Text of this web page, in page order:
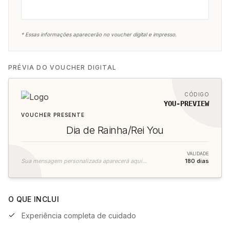
* Essas informações aparecerão no voucher digital e impresso.
PRÉVIA DO VOUCHER DIGITAL
VOUCHER PRESENTE
CÓDIGO
YOU-PREVIEW
Dia de Rainha/Rei You
Sua mensagem personalizada aparecerá aqui...
VALIDADE
180 dias
O QUE INCLUI
Experiência completa de cuidado